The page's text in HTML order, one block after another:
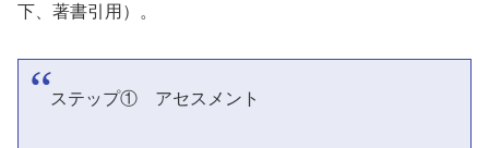
下、著書引用）。
ステップ① アセスメント